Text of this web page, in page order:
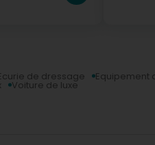
de dressage Equipement
Voiture de luxe